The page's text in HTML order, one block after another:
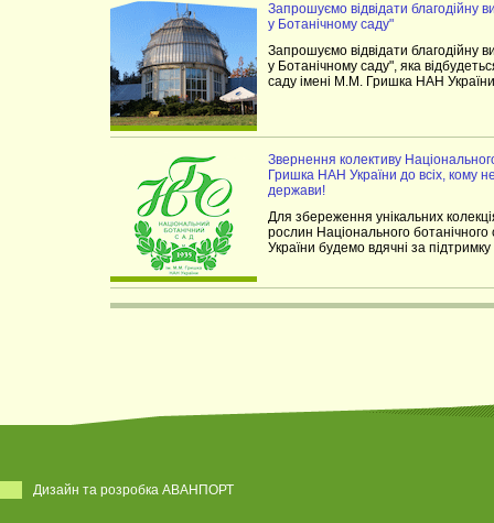
Запрошуємо відвідати благодійну
у Ботанічному саду"
Запрошуємо відвідати благодійну
у Ботанічному саду", яка
саду імені М.М. Гришка НАН
Звернення колективу
Гришка НАН України до всіх, кому
держави!
Для збереження унікальних
рослин Національного
України будемо вдячні за
Дизайн та розробка АВАНПОРТ